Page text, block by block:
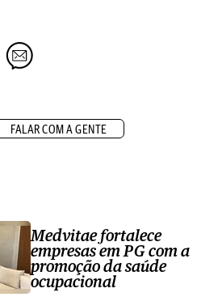
FALAR COM A GENTE
Medvitae fortalece
empresas em PG com a
promoção da saúde
ocupacional